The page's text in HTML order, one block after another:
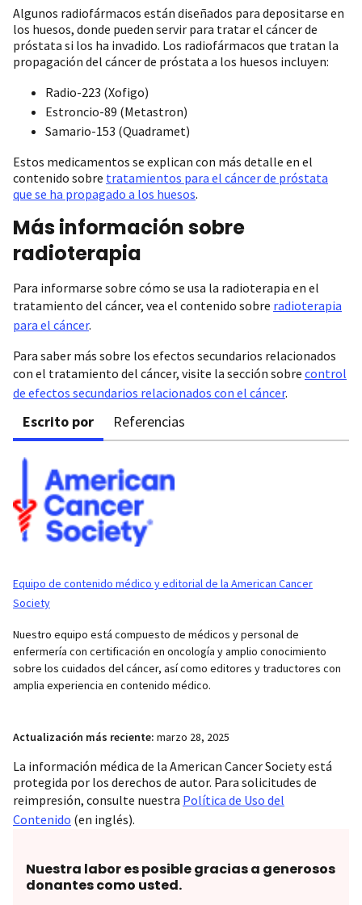
Algunos radiofármacos están diseñados para depositarse en
los huesos, donde pueden servir para tratar el cáncer de
próstata si los ha invadido. Los radiofármacos que tratan la
propagación del cáncer de próstata a los huesos incluyen:
Radio-223 (Xofigo)
Estroncio-89 (Metastron)
Samario-153 (Quadramet)
Estos medicamentos se explican con más detalle en el
contenido sobre tratamientos para el cáncer de próstata
que se ha propagado a los huesos.
Más información sobre
radioterapia
Para informarse sobre cómo se usa la radioterapia en el
tratamiento del cáncer, vea el contenido sobre radioterapia
para el cáncer.
Para saber más sobre los efectos secundarios relacionados
con el tratamiento del cáncer, visite la sección sobre control
de efectos secundarios relacionados con el cáncer.
Escrito por Referencias
Equipo de contenido médico y editorial de la American Cancer
Society
Nuestro equipo está compuesto de médicos y personal de
enfermería con certificación en oncología y amplio conocimiento
sobre los cuidados del cáncer, así como editores y traductores con
amplia experiencia en contenido médico.
Actualización más reciente: marzo 28, 2025
La información médica de la American Cancer Society está
protegida por los derechos de autor. Para solicitudes de
reimpresión, consulte nuestra Política de Uso del
Contenido (en inglés).
Nuestra labor es posible gracias a generosos
donantes como usted.